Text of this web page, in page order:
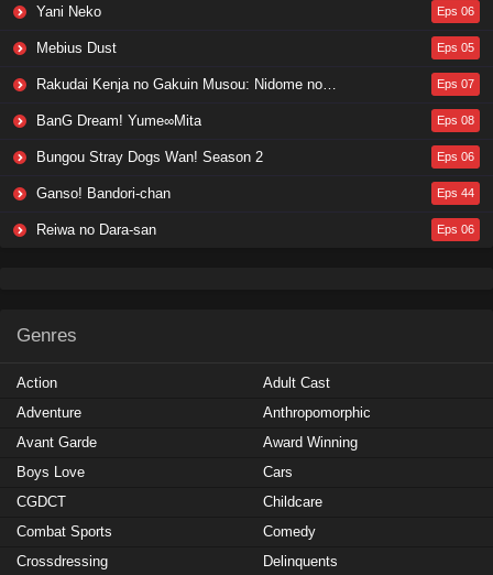
Yani Neko Eps 06
Mebius Dust Eps 05
Rakudai Kenja no Gakuin Musou: Nidome no Tensei, S-Rank Cheat Majutsushi Boukenroku Eps 07
BanG Dream! Yume∞Mita Eps 08
Bungou Stray Dogs Wan! Season 2 Eps 06
Ganso! Bandori-chan Eps 44
Reiwa no Dara-san Eps 06
Genres
Action
Adult Cast
Adventure
Anthropomorphic
Avant Garde
Award Winning
Boys Love
Cars
CGDCT
Childcare
Combat Sports
Comedy
Crossdressing
Delinquents